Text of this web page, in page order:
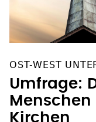
OST-WEST
Umfrage:
Kirchen